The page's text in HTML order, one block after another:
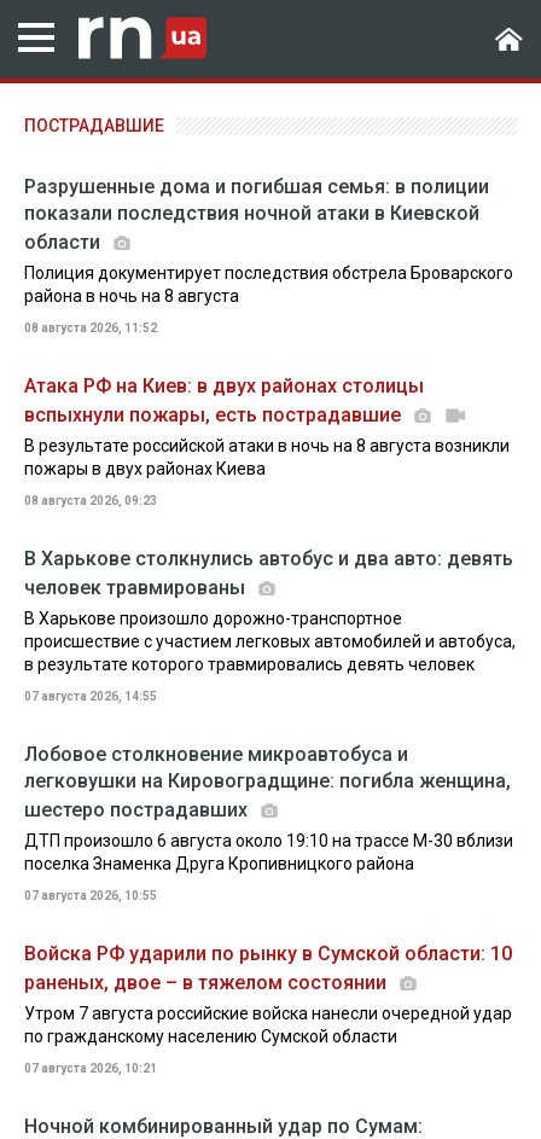
ПОСТРАДАВШИЕ
Разрушенные дома и погибшая семья: в полиции
показали последствия ночной атаки в Киевской
области
Полиция документирует последствия обстрела Броварского
района в ночь на 8 августа
08 августа 2026, 11:52
Атака РФ на Киев: в двух районах столицы
вспыхнули пожары, есть пострадавшие
В результате российской атаки в ночь на 8 августа возникли
пожары в двух районах Киева
08 августа 2026, 09:23
В Харькове столкнулись автобус и два авто: девять
человек травмированы
В Харькове произошло дорожно-транспортное
происшествие с участием легковых автомобилей и автобуса,
в результате которого травмировались девять человек
07 августа 2026, 14:55
Лобовое столкновение микроавтобуса и
легковушки на Кировоградщине: погибла женщина,
шестеро пострадавших
ДТП произошло 6 августа около 19:10 на трассе М-30 вблизи
поселка Знаменка Друга Кропивницкого района
07 августа 2026, 10:55
Войска РФ ударили по рынку в Сумской области: 10
раненых, двое – в тяжелом состоянии
Утром 7 августа российские войска нанесли очередной удар
по гражданскому населению Сумской области
07 августа 2026, 10:21
Ночной комбинированный удар по Сумам: